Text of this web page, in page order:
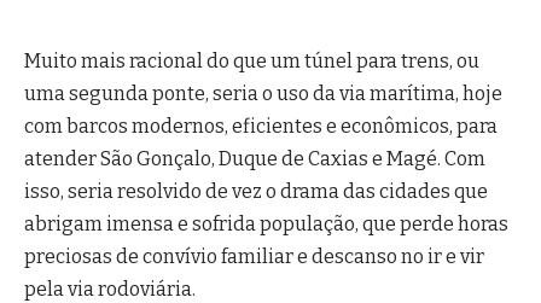
Muito mais racional do que um túnel para trens, ou
uma segunda ponte, seria o uso da via marítima, hoje
com barcos modernos, eficientes e econômicos, para
atender São Gonçalo, Duque de Caxias e Magé. Com
isso, seria resolvido de vez o drama das cidades que
abrigam imensa e sofrida população, que perde horas
preciosas de convívio familiar e descanso no ir e vir
pela via rodoviária.